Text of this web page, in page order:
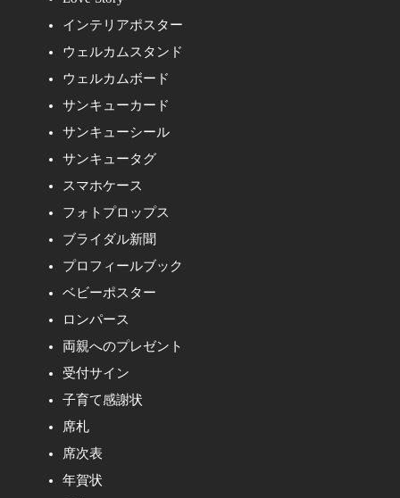
インテリアポスター
ウェルカムスタンド
ウェルカムボード
サンキューカード
サンキューシール
サンキュータグ
スマホケース
フォトプロップス
ブライダル新聞
プロフィールブック
ベビーポスター
ロンパース
両親へのプレゼント
受付サイン
子育て感謝状
席札
席次表
年賀状